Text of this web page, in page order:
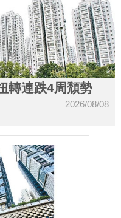
轉連跌4周頹勢
2026/08/08